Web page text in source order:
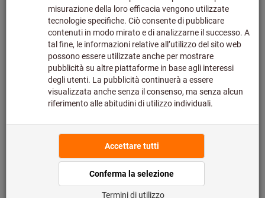
Guida per le dimensioni
Vuoi ordinare più di un articolo?Vai alla selezione veloce
Nel carrello
Aggiungi alla lista dei preferiti Condividi articolo